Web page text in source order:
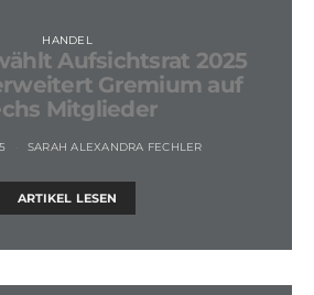
HANDEL
Aufsichtsrat 2025
Gremium auf
Mitglieder
SARAH ALEXANDRA FECHLER
ARTIKEL LESEN